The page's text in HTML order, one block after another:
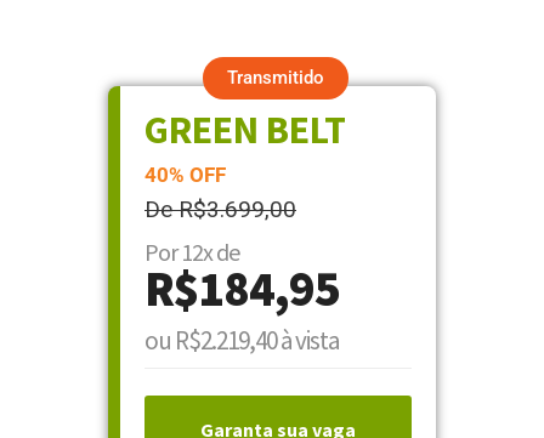
Transmitido
GREEN BELT
40% OFF
De R$3.699,00
Por 12x de
R$184,95
ou R$2.219,40 à vista
Garanta sua vaga